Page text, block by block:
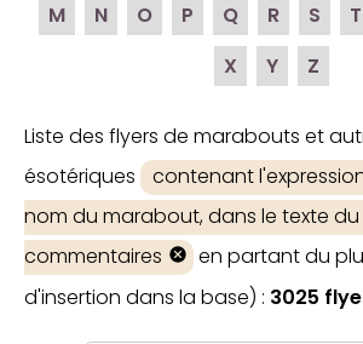
M
N O P Q R S T
X
Y Z
Liste des flyers de marabouts et
ésotériques
contenant
nom du marabout, dans le texte du
commentaires
en partant du
d'insertion dans la base) : 3025